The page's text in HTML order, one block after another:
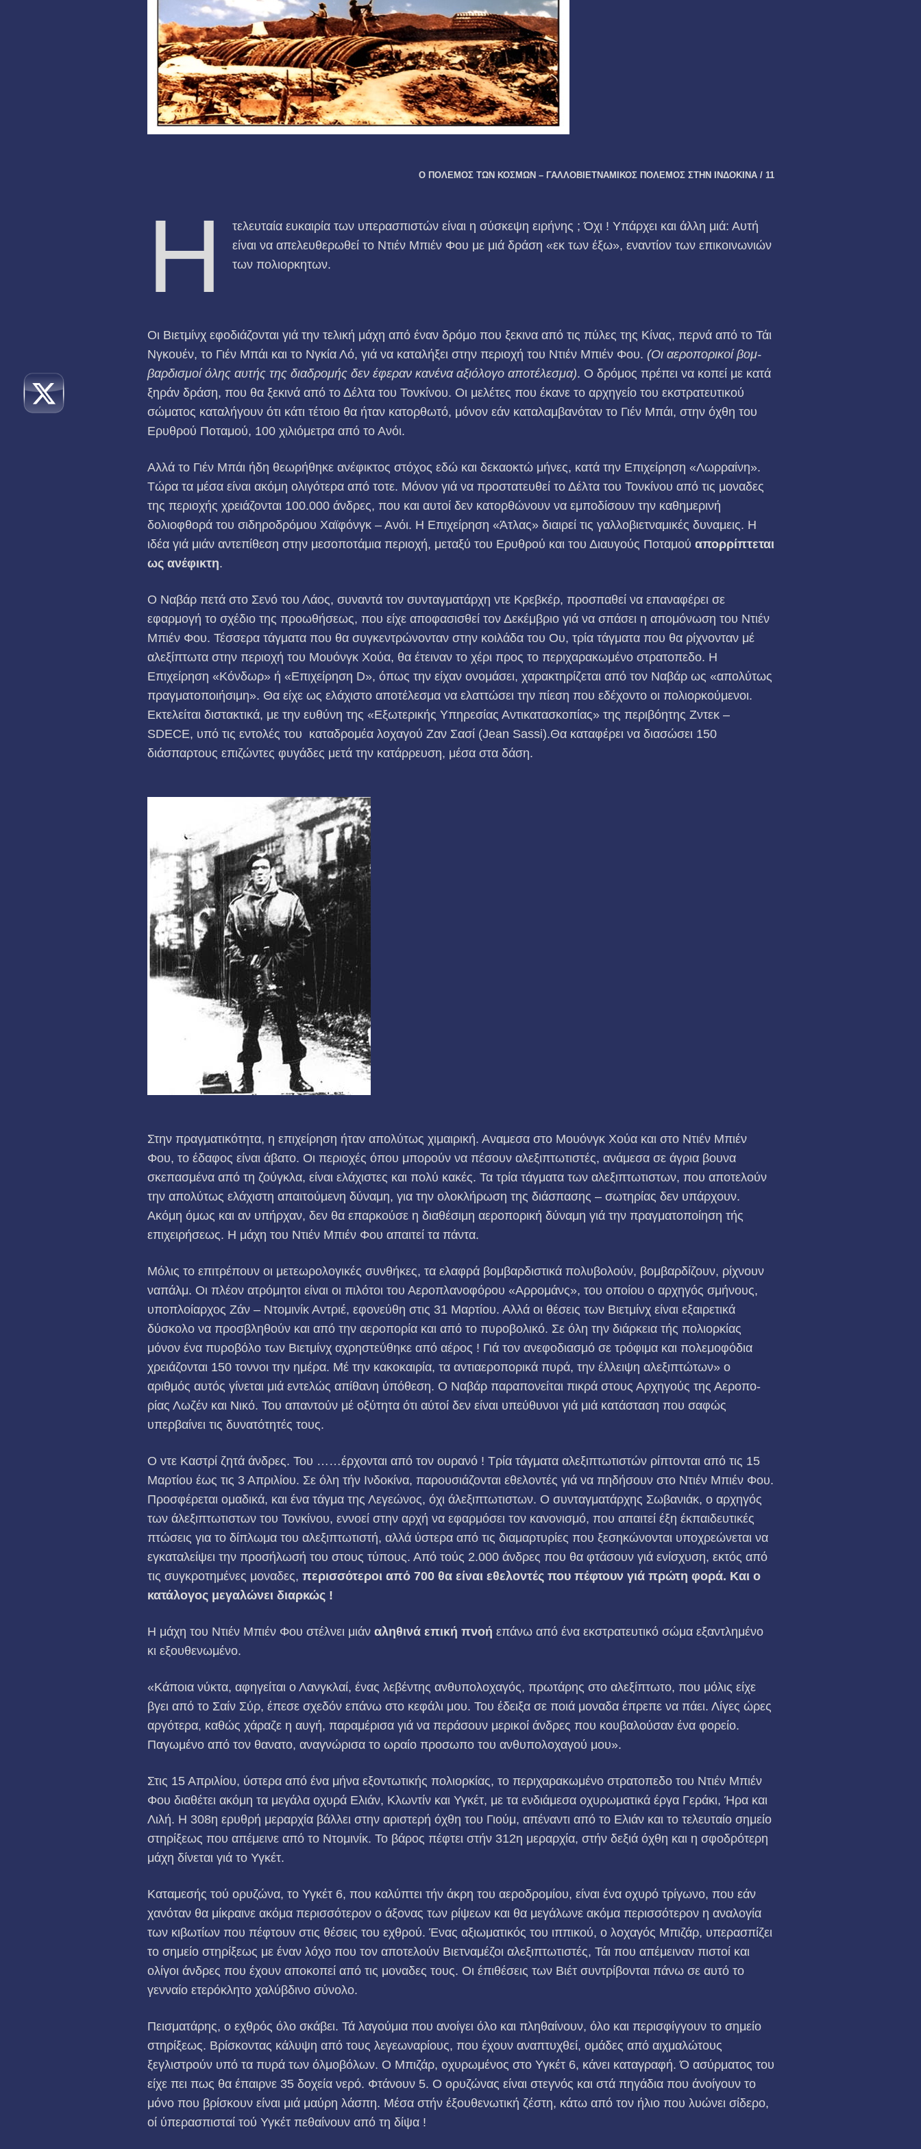
Ο ΠΟΛΕΜΟΣ ΤΩΝ ΚΟΣΜΩΝ – ΓΑΛΛΟΒΙΕΤΝΑΜΙΚΟΣ ΠΟΛΕΜΟΣ ΣΤΗΝ ΙΝΔΟΚΙΝΑ / 11
Η
τελευταία ευκαιρία των υπερασπιστών είναι η σύσκεψη ειρήνης ; Όχι ! Υπάρχει και άλλη μιά: Αυτή
είναι να απελευθερωθεί το Ντιέν Μπιέν Φου με μιά δράση «εκ των έξω», εναντίον των επικοινωνιών
των πολιορκητων.
Οι Βιετμίνχ εφοδιάζονται γιά την τελική μάχη από έναν δρόμο που ξεκινα από τις πύλες της Κίνας, περνά από το Τάι
Νγκουέν, το Γιέν Μπάι και το Νγκία Λό, γιά να καταλήξει στην περιοχή του Ντιέν Μπιέν Φου. (Οι αεροπορικοί βομ­
βαρδισμοί όλης αυτής της διαδρομής δεν έφεραν κανένα αξιόλογο αποτέλεσμα). Ο δρόμος πρέπει να κοπεί με κατά
ξηράν δράση, που θα ξεκινά από το Δέλτα του Τονκίνου. Οι μελέτες που έκανε το αρχηγείο του εκστρατευτικού
σώματος κα­ταλήγουν ότι κάτι τέτοιο θα ήταν κατορθωτό, μόνον εάν καταλαμβανόταν το Γιέν Μπάι, στην όχθη του
Ερυθρού Ποταμού, 100 χιλιόμετρα από το Ανόι.
Αλλά το Γιέν Μπάι ήδη θεωρήθηκε ανέφικτος στόχος εδώ και δεκαοκτώ μήνες, κατά την Επιχείρηση «Λωρραίνη».
Τώρα τα μέσα είναι ακόμη ολιγότερα από τοτε. Μόνον γιά να προστατευθεί το Δέλτα του Τονκίνου από τις μοναδες
της περιο­χής χρειάζονται 100.000 άνδρες, που και αυτοί δεν κατορθώ­νουν να εμποδίσουν την καθημερινή
δολιοφθορά του σιδηροδρό­μου Χαϊφόνγκ – Ανόι. Η Επιχείρηση «Άτλας» διαιρεί τις γαλλοβιετναμικές δυναμεις. Η
ιδέα γιά μιάν αντεπίθεση στην μεσοποτάμια περιοχή, μεταξύ του Ερυθρού και του Διαυγούς Ποταμού απορρίπτεται
ως ανέφικτη.
Ο Ναβάρ πετά στο Σενό του Λάος, συναντά τον συνταγματάρχη ντε Κρεβκέρ, προσπαθεί να επαναφέρει σε
εφαρμογή το σχέδιο της προωθήσεως, που είχε αποφασισθεί τον Δεκέμβριο γιά να σπάσει η απομόνωση του Ντιέν
Μπιέν Φου. Τέσσερα τάγμα­τα που θα συγκεντρώνονταν στην κοιλάδα του Ου, τρία τά­γματα που θα ρίχνονταν μέ
αλεξίπτωτα στην περιοχή του Μουόνγκ Χούα, θα έτειναν το χέρι προς το περιχαρακωμένο στρατοπεδο. Η
Επιχείρηση «Κόνδωρ» ή «Επιχείρηση D», όπως την είχαν ονομάσει, χαρακτηρίζεται από τον Ναβάρ ως «απολύτως
πραγματοποιήσιμη». Θα είχε ως ελάχιστο αποτέλεσμα να ελαττώσει την πίεση που εδέχοντο οι πολιορκούμενοι.
Εκτελείται διστακτικά, με την ευθύνη της «Εξωτερικής Υπηρεσίας Αντικατασκοπίας» της περιβόητης Ζντεκ –
SDECE, υπό τις εντολές του καταδρομέα λοχαγού Ζαν Σασί (Jean Sassi).Θα καταφέρει να διασώσει 150
διάσπαρτους επιζώντες φυγάδες μετά την κατάρρευση, μέσα στα δάση.
Στην πραγματικότητα, η επιχείρηση ήταν απολύτως χι­μαιρική. Αναμεσα στο Μουόνγκ Χούα και στο Ντιέν Μπιέν
Φου, το έδαφος είναι άβατο. Οι περιοχές όπου μπορούν να πέσουν αλεξιπτωτιστές, ανάμεσα σε άγρια βουνα
σκεπασμένα από τη ζούγκλα, είναι ελάχιστες και πολύ κακές. Τα τρία τά­γματα των αλεξιπτωτιστων, που αποτελούν
την απολύτως ελάχιστη απαιτούμενη δύναμη, για την ολοκλήρωση της διάσπασης – σωτηρίας δεν υπάρχουν.
Ακόμη όμως και αν υπήρχαν, δεν θα επαρκούσε η διαθέσιμη αεροπορική δύναμη γιά την πραγματοποίηση τής
επιχειρήσεως. Η μάχη του Ντιέν Μπιέν Φου απαιτεί τα πάντα.
Μόλις το επιτρέπουν οι μετεωρολογικές συνθήκες, τα ελαφρά βομβαρδιστικά πολυβολούν, βομβαρδίζουν, ρίχνουν
ναπάλμ. Οι πλέον ατρόμητοι είναι οι πιλότοι του Αεροπλανοφόρου «Αρρομάνς», του οποίου ο αρχηγός σμήνους,
υποπλοίαρχος Ζάν – Ντομινίκ Αντριέ, εφονεύθη στις 31 Μαρτίου. Αλλά οι θέσεις των Βιετμίνχ είναι εξαιρετικά
δύσκολο να προσβληθούν και από την αεροπορία και από το πυροβολικό. Σε όλη την διάρκεια τής πολιορκίας
μόνον ένα πυροβόλο των Βιετμίνχ αχρηστεύθηκε από αέρος ! Γιά τον ανεφοδιασμό σε τρόφιμα και πολεμοφόδια
χρειάζονται 150 τοννοι την ημέρα. Μέ την κακο­καιρία, τα αντιαεροπορικά πυρά, την έλλειψη αλεξιπτώτων» ο
αριθμός αυτός γίνεται μιά εντελώς απίθανη ύπόθεση. Ο Ναβάρ παραπονείται πικρά στους Αρχηγούς της Αεροπο­
ρίας Λωζέν και Νικό. Του απαντούν μέ οξύτητα ότι αύτοί δεν είναι υπεύθυνοι γιά μιά κατάσταση που σαφώς
υπερβαίνει τις δυνατότητές τους.
Ο ντε Καστρί ζητά άνδρες. Του ……έρχονται από τον ουρανό ! Τρία τάγματα αλεξιπτωτιστών ρίπτονται από τις 15
Μαρτίου έως τις 3 Απριλίου. Σε όλη τήν Ινδοκίνα, παρουσιά­ζονται εθελοντές γιά να πηδήσουν στο Ντιέν Μπιέν Φου.
Προσφέρεται ομαδικά, και ένα τάγμα της Λεγεώνος, όχι άλεξιπτωτιστων. Ο συνταγματάρχης Σωβανιάκ, ο αρχηγός
των άλεξιπτωτιστων του Τονκίνου, εννοεί στην αρχή να εφαρμόσει τον κανονισμό, που απαιτεί έξη έκπαιδευτικές
πτώσεις για το δί­πλωμα του αλεξιπτωτιστή, αλλά ύστερα από τις διαμαρτυρίες που ξεσηκώνονται υποχρεώνεται να
εγκαταλείψει την προσήλωσή του στους τύπους. Από τούς 2.000 άνδρες που θα φτάσουν γιά ενίσχυση, εκτός από
τις συγκροτημένες μοναδες, περισσότεροι από 700 θα είναι εθελοντές που πέφτουν γιά πρώτη φορά. Και ο
κατάλογος μεγαλώνει διαρκώς !
Η μάχη του Ντιέν Μπιέν Φου στέλνει μιάν αληθινά επική πνοή επάνω από ένα εκστρατευτικό σώμα εξαντλημένο
κι εξουθενωμένο.
«Κάποια νύκτα, αφηγείται ο Λανγκλαί, ένας λεβέντης ανθυπολοχαγός, πρωτάρης στο αλεξίπτωτο, που μόλις είχε
βγει από το Σαίν Σύρ, έπεσε σχε­δόν επάνω στο κεφάλι μου. Του έδειξα σε ποιά μοναδα έπρεπε να πάει. Λίγες ώρες
αργότερα, καθώς χάραζε η αυγή, παρα­μέρισα γιά να περάσουν μερικοί άνδρες που κουβαλούσαν ένα φορείο.
Παγωμένο από τον θανατο, αναγνώρισα το ωραίο προσωπο του ανθυπολοχαγού μου».
Στις 15 Απριλίου, ύστερα από ένα μήνα εξοντωτικής πολιορκίας, το περιχαρακωμένο στρατοπεδο του Ντιέν Μπιέν
Φου διαθέτει ακόμη τα μεγάλα οχυρά Ελιάν, Κλωντίν και Υγκέτ, με τα ενδιάμεσα οχυρωματικά έργα Γεράκι, Ήρα και
Λιλή. Η 308η ερυθρή με­ραρχία βάλλει στην αριστερή όχθη του Γιούμ, απέναντι από το Ελιάν και το τελευταίο σημείο
στηρίξεως που απέμεινε από το Ντομινίκ. Το βάρος πέφτει στήν 312η μεραρχία, στήν δεξιά όχθη και η σφοδρότερη
μάχη δίνεται γιά το Υγκέτ.
Καταμεσής τού ορυζώνα, το Υγκέτ 6, που καλύπτει τήν άκρη του αεροδρομίου, είναι ένα οχυρό τρίγωνο, που εάν
χα­νόταν θα μίκραινε ακόμα περισσότερον ο άξονας των ρίψεων και θα μεγάλωνε ακόμα περισσότερον η αναλογία
των κιβωτίων που πέφτουν στις θέσεις του εχθρού. Ένας αξιωματικός του ιππικού, ο λοχαγός Μπιζάρ, υπερασπίζει
το σημείο στηρίξεως με έναν λόχο που τον αποτελούν Βιετναμέζοι αλεξιπτωτιστές, Τάι που απέμειναν πιστοί και
ολίγοι άνδρες που έχουν αποκοπεί από τις μοναδες τους. Οι έπιθέσεις των Βιέτ συντρίβονται πάνω σε αυτό το
γενναίο ετερόκλητο χαλύβδινο σύνολο.
Πεισματάρης, ο εχθρός όλο σκάβει. Τά λαγούμια που ανοίγει όλο και πληθαίνουν, όλο και περισφίγγουν το σημείο
στηρίξεως. Βρίσκοντας κάλυψη από τους λεγεωναρίους, που έχουν αναπτυχθεί, ομάδες από αιχμαλώτους
ξεγλιστρούν υπό τα πυρά των όλμοβόλων. Ο Μπιζάρ, οχυρωμένος στο Υγκέτ 6, κάνει καταγραφή. Ό ασύρματος του
είχε πει πως θα έπαιρνε 35 δοχεία νερό. Φτάνουν 5. Ο ορυζώνας είναι στεγνός και στά πηγάδια που άνοίγουν το
μόνο που βρίσκουν είναι μιά μαύρη λάσπη. Μέσα στήν έξουθενωτική ζέστη, κάτω από τον ήλιο που λυώνει σίδερο,
οί ύπερασπισταί τού Υγκέτ πεθαίνουν από τη δίψα !